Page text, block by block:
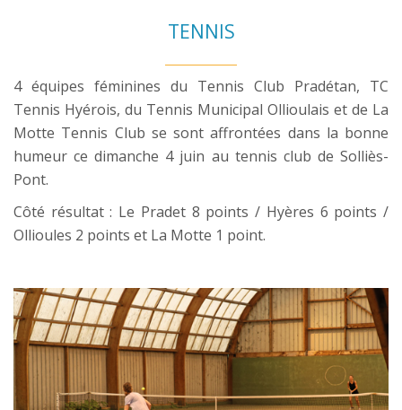
TENNIS
4 équipes féminines du Tennis Club Pradétan, TC
Tennis Hyérois, du Tennis Municipal Ollioulais et de La
Motte Tennis Club se sont affrontées dans la bonne
humeur ce dimanche 4 juin au tennis club de Solliès-
Pont.
Côté résultat : Le Pradet 8 points / Hyères 6 points /
Ollioules 2 points et La Motte 1 point.